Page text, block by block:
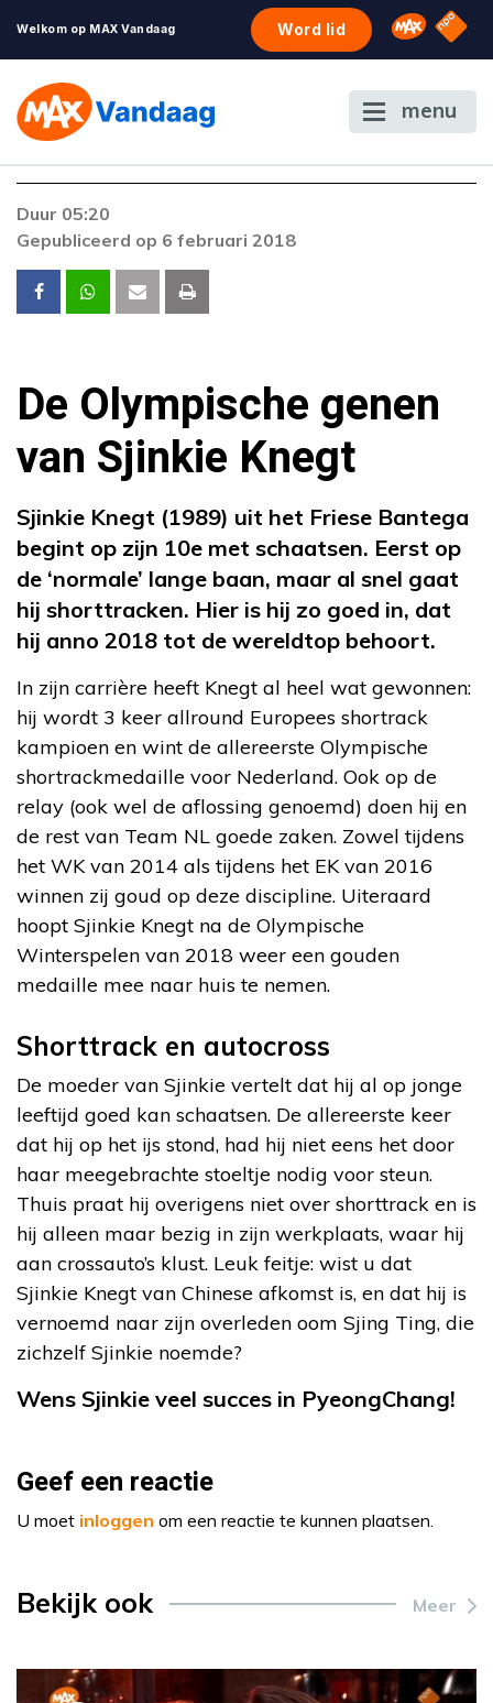
Welkom op MAX Vandaag Word lid Omroep
NPO
menu
Duur 05:20
Gepubliceerd op 6 februari 2018
De Olympische genen
van Sjinkie Knegt
Sjinkie Knegt (1989) uit het Friese Bantega
begint op zijn 10e met schaatsen. Eerst op
de ‘normale’ lange baan, maar al snel gaat
hij shorttracken. Hier is hij zo goed in, dat
hij anno 2018 tot de wereldtop behoort.
In zijn carrière heeft Knegt al heel wat gewonnen:
hij wordt 3 keer allround Europees shortrack
kampioen en wint de allereerste Olympische
shortrackmedaille voor Nederland. Ook op de
relay (ook wel de aflossing genoemd) doen hij en
de rest van Team NL goede zaken. Zowel tijdens
het WK van 2014 als tijdens het EK van 2016
winnen zij goud op deze discipline. Uiteraard
hoopt Sjinkie Knegt na de Olympische
Winterspelen van 2018 weer een gouden
medaille mee naar huis te nemen.
Shorttrack en autocross
De moeder van Sjinkie vertelt dat hij al op jonge
leeftijd goed kan schaatsen. De allereerste keer
dat hij op het ijs stond, had hij niet eens het door
haar meegebrachte stoeltje nodig voor steun.
Thuis praat hij overigens niet over shorttrack en is
hij alleen maar bezig in zijn werkplaats, waar hij
aan crossauto’s klust. Leuk feitje: wist u dat
Sjinkie Knegt van Chinese afkomst is, en dat hij is
vernoemd naar zijn overleden oom Sjing Ting, die
zichzelf Sjinkie noemde?
Wens Sjinkie veel succes in PyeongChang!
Geef een reactie
U moet inloggen om een reactie te kunnen plaatsen.
Bekijk ook Meer